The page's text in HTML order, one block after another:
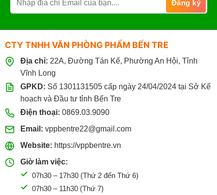
CTY TNHH VĂN PHÒNG PHẨM BẾN TRE
Địa chỉ: 22A, Đường Tán Kế, Phường An Hội, Tỉnh
Vĩnh Long
GPKD: Số 1301131505 cấp ngày 24/04/2024 tại Sở Kế
hoạch và Đầu tư tỉnh Bến Tre
Điện thoại: 0869.03.9090
Email: vppbentre22@gmail.com
Website: https://vppbentre.vn
Giờ làm việc:
07h30 – 17h30 (Thứ 2 đến Thứ 6)
07h30 – 11h30 (Thứ 7)